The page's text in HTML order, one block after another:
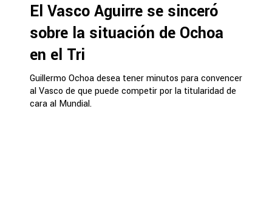
El Vasco Aguirre se sinceró
sobre la situación de Ochoa
en el Tri
Guillermo Ochoa desea tener minutos para convencer
al Vasco de que puede competir por la titularidad de
cara al Mundial.